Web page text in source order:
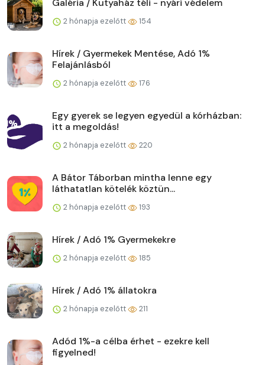
Galéria / Kutyaház téli - nyári védelem
2 hónapja ezelőtt 154
Hírek / Gyermekek Mentése, Adó 1%
Felajánlásból
2 hónapja ezelőtt 176
Egy gyerek se legyen egyedül a kórházban:
itt a megoldás!
2 hónapja ezelőtt 220
A Bátor Táborban mintha lenne egy
láthatatlan kötelék köztün...
2 hónapja ezelőtt 193
Hírek / Adó 1% Gyermekekre
2 hónapja ezelőtt 185
Hírek / Adó 1% állatokra
2 hónapja ezelőtt 211
Adód 1%-a célba érhet - ezekre kell
figyelned!